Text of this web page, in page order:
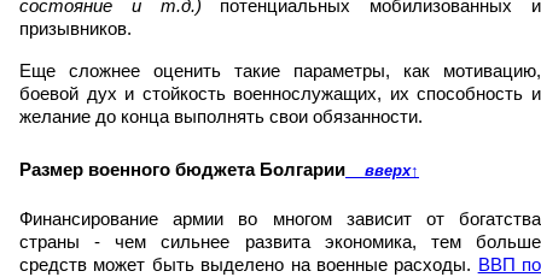
состояние и т.д.) потенциальных мобилизованных и
призывников.
Еще сложнее оценить такие параметры, как мотивацию,
боевой дух и стойкость военнослужащих, их способность и
желание до конца выполнять свои обязанности.
Размер военного бюджета Болгарии вверх↑
Финансирование армии во многом зависит от богатства
страны - чем сильнее развита экономика, тем больше
средств может быть выделено на военные расходы. ВВП по